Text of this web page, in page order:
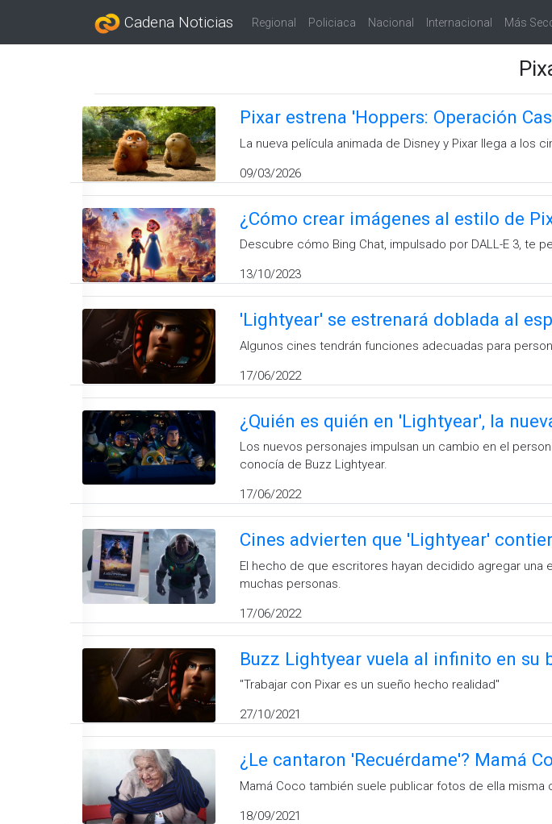
Cadena Noticias Regional Policiaca Nacional Internacional Más
Pixar estrena 'Hoppers: Operación
La nueva película animada de Disney y Pixar llega a los
09/03/2026
¿Cómo crear imágenes al estilo de
Descubre cómo Bing Chat, impulsado por DALL-E 3, te
13/10/2023
'Lightyear' se estrenará doblada al
Algunos cines tendrán funciones adecuadas para
17/06/2022
¿Quién es quién en 'Lightyear', la
Los nuevos personajes impulsan un cambio en el
conocía de Buzz Lightyear.
17/06/2022
Cines advierten que 'Lightyear'
El hecho de que escritores hayan decidido agregar
muchas personas.
17/06/2022
Buzz Lightyear vuela al infinito en
''Trabajar con Pixar es un sueño hecho realidad''
27/10/2021
¿Le cantaron 'Recuérdame'? Mamá
Mamá Coco también suele publicar fotos de ella misma
18/09/2021